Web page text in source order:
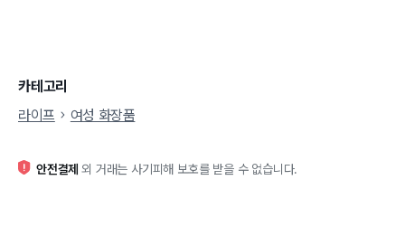
카테고리
라이프
여성 화장품
안전결제 외 거래는 사기피해 보호를 받을 수 없습니다.